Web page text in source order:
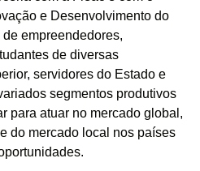
e Desenvolvimento do
empreendedores,
de diversas
servidores do Estado e
segmentos produtivos
para atuar no mercado global,
do mercado local nos países